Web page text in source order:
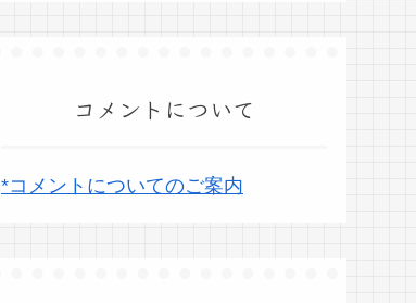
コメントについて
*コメントについてのご案内